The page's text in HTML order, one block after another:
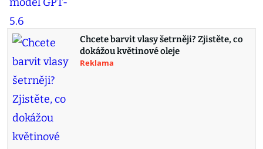
Chcete barvit vlasy šetrněji? Zjistěte, co
dokážou květinové oleje
Reklama